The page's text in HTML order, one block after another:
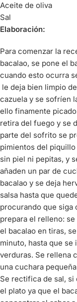
Aceite de oliva
Sal
Elaboración:
Para comenzar la
bacalao, se pone el
cuando esto ocurra
le deja bien limpio
cazuela y se sofríen
ello finamente
retira del fuego y se
parte del sofrito se
pimientos del
sin piel ni pepitas, y
añaden un par de
bacalao y se deja
salsa hasta que
procurando que siga
prepara el relleno:
el bacalao en tiras,
minuto, hasta que
verduras. Se rellena
una cuchara
Se rectifica de sal, si
el plato ya que el